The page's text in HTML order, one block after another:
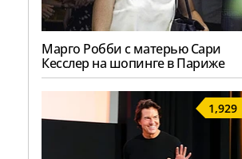
Марго Робби с матерью Сари
Кесслер на шопинге в Париже
1,929